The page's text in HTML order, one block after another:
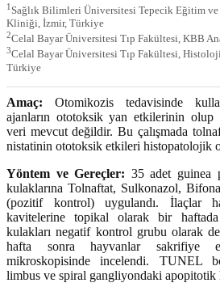
1 Sağlık Bilimleri Üniversitesi Tepecik Eğitim ve
Kliniği, İzmir, Türkiye
2Celal Bayar Üniversitesi Tıp Fakültesi, KBB
3Celal Bayar Üniversitesi Tıp Fakültesi,
Türkiye
Amaç: Otomikozis tedavisinde
ajanların ototoksik yan etkilerinin olup
veri mevcut değildir. Bu çalışmada
nistatinin ototoksik etkileri histopatolojik
Yöntem ve Gereçler: 35 adet guinea
kulaklarına Tolnaftat, Sulkonazol,
(pozitif kontrol) uygulandı. İlaçlar
kavitelerine topikal olarak bir
kulakları negatif kontrol grubu olarak
hafta sonra hayvanlar sakrifiye
mikroskopisinde incelendi. TUNEL
limbus ve spiral gangliyondaki apopitotik